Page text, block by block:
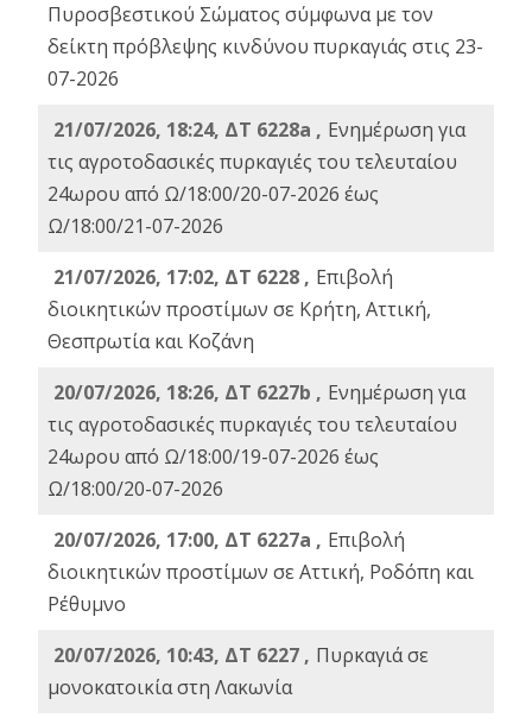
Πυροσβεστικού Σώματος σύμφωνα με τον
δείκτη πρόβλεψης κινδύνου πυρκαγιάς στις 23-
07-2026
21/07/2026, 18:24, ΔΤ 6228a , Ενημέρωση για
τις αγροτοδασικές πυρκαγιές του τελευταίου
24ωρου από Ω/18:00/20-07-2026 έως
Ω/18:00/21-07-2026
21/07/2026, 17:02, ΔΤ 6228 , Επιβολή
διοικητικών προστίμων σε Κρήτη, Αττική,
Θεσπρωτία και Κοζάνη
20/07/2026, 18:26, ΔΤ 6227b , Ενημέρωση για
τις αγροτοδασικές πυρκαγιές του τελευταίου
24ωρου από Ω/18:00/19-07-2026 έως
Ω/18:00/20-07-2026
20/07/2026, 17:00, ΔΤ 6227a , Επιβολή
διοικητικών προστίμων σε Αττική, Ροδόπη και
Ρέθυμνο
20/07/2026, 10:43, ΔΤ 6227 , Πυρκαγιά σε
μονοκατοικία στη Λακωνία